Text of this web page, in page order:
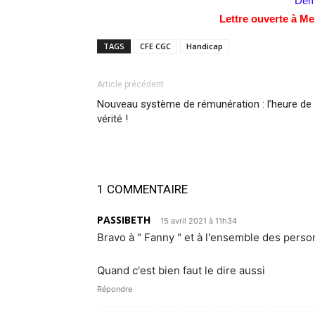
Lettre ouverte à
TAGS CFE CGC Handicap
Article précédent
Nouveau système de rémunération : l’heure de
vérité !
1 COMMENTAIRE
PASSIBETH 15 avril 2021 à 11h34
Bravo à " Fanny " et à l'ensemble des
Quand c'est bien faut le dire aussi
Répondre